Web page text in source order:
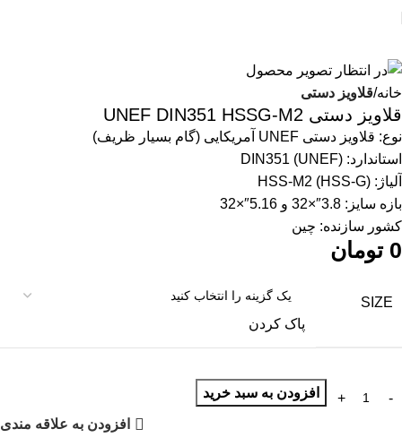
خانه قلاویز دستی
قلاویز دستی UNEF DIN351 HSSG-M2
نوع: قلاویز دستی UNEF آمریکایی (گام بسیار ظریف)
استاندارد: DIN351 (UNEF)
آلیاژ: HSS-M2 (HSS-G)
بازه سایز: 3.8″×32 و 5.16″×32
کشور سازنده: چین
0 تومان
SIZE
پاک کردن
افزودن به سبد خرید
افزودن به علاقه مندی